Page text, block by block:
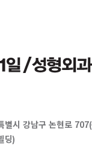
별시 강남구 논현로
딩)